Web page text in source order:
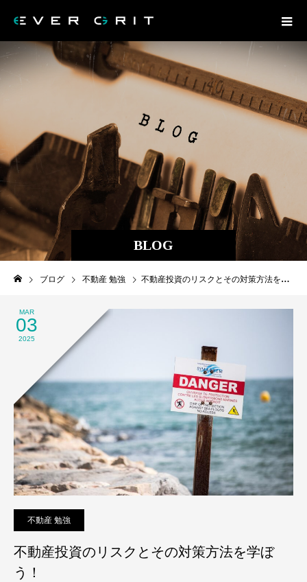
BLOG
ブログ 不動産 勉強 不動産投資のリスクとその対策方法を学ぼう！
MAR
03
2025
不動産 勉強
不動産投資のリスクとその対策方法を学ぼ
う！